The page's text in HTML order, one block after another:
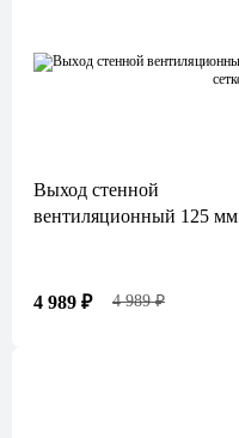
Выход стенной
вентиляционный 125 мм
нержавеющая сталь
4 989 ₽ 4 989 ₽